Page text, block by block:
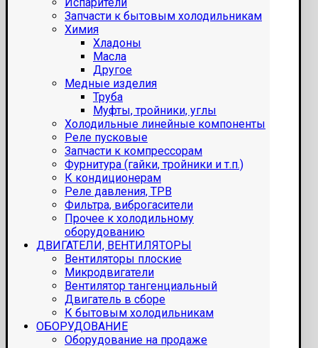
Запчасти к бытовым холодильникам
Химия
Хладоны
Масла
Другое
Медные изделия
Труба
Муфты, тройники, углы
Холодильные линейные компоненты
Реле пусковые
Запчасти к компрессорам
Фурнитура (гайки, тройники и т.п.)
К кондиционерам
Реле давления, ТРВ
Фильтра, виброгасители
Прочее к холодильному
оборудованию
ДВИГАТЕЛИ, ВЕНТИЛЯТОРЫ
Вентиляторы плоские
Микродвигатели
Вентилятор тангенциальный
Двигатель в сборе
К бытовым холодильникам
ОБОРУДОВАНИЕ
Оборудование на продаже